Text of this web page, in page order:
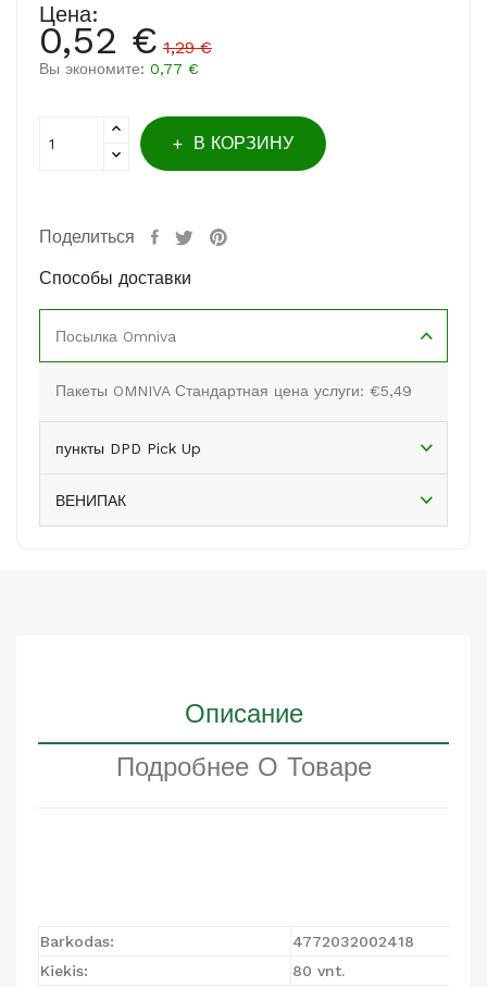
Цена:
0,52 € 1,29 €
Вы экономите: 0,77 €
В КОРЗИНУ
Поделиться
Способы доставки
Посылка Omniva
Пакеты OMNIVA Стандартная цена услуги: €5,49
пункты DPD Pick Up
ВЕНИПАК
Описание
Подробнее О Товаре
Barkodas:
4772032002418
Kiekis:
80 vnt.